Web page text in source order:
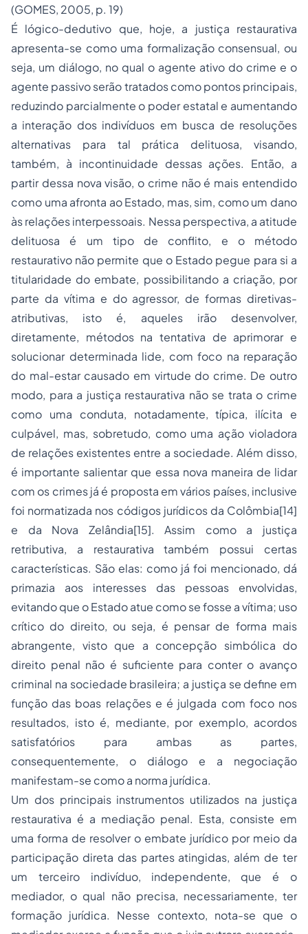
(GOMES, 2005, p. 19)
É lógico-dedutivo que, hoje, a justiça restaurativa
apresenta-se como uma formalização consensual, ou
seja, um diálogo, no qual o agente ativo do crime e o
agente passivo serão tratados como pontos principais,
reduzindo parcialmente o poder estatal e aumentando
a interação dos indivíduos em busca de resoluções
alternativas para tal prática delituosa, visando,
também, à incontinuidade dessas ações. Então, a
partir dessa nova visão, o crime não é mais entendido
como uma afronta ao Estado, mas, sim, como um dano
às relações interpessoais. Nessa perspectiva, a atitude
delituosa é um tipo de conflito, e o método
restaurativo não permite que o Estado pegue para si a
titularidade do embate, possibilitando a criação, por
parte da vítima e do agressor, de formas diretivas-
atributivas, isto é, aqueles irão desenvolver,
diretamente, métodos na tentativa de aprimorar e
solucionar determinada lide, com foco na reparação
do mal-estar causado em virtude do crime. De outro
modo, para a justiça restaurativa não se trata o crime
como uma conduta, notadamente, típica, ilícita e
culpável, mas, sobretudo, como uma ação violadora
de relações existentes entre a sociedade. Além disso,
é importante salientar que essa nova maneira de lidar
com os crimes já é proposta em vários países, inclusive
foi normatizada nos códigos jurídicos da Colômbia[14]
e da Nova Zelândia[15]. Assim como a justiça
retributiva, a restaurativa também possui certas
características. São elas: como já foi mencionado, dá
primazia aos interesses das pessoas envolvidas,
evitando que o Estado atue como se fosse a vítima; uso
crítico do direito, ou seja, é pensar de forma mais
abrangente, visto que a concepção simbólica do
direito penal não é suficiente para conter o avanço
criminal na sociedade brasileira; a justiça se define em
função das boas relações e é julgada com foco nos
resultados, isto é, mediante, por exemplo, acordos
satisfatórios para ambas as partes,
consequentemente, o diálogo e a negociação
manifestam-se como a norma jurídica.
Um dos principais instrumentos utilizados na justiça
restaurativa é a mediação penal. Esta, consiste em
uma forma de resolver o embate jurídico por meio da
participação direta das partes atingidas, além de ter
um terceiro indivíduo, independente, que é o
mediador, o qual não precisa, necessariamente, ter
formação jurídica. Nesse contexto, nota-se que o